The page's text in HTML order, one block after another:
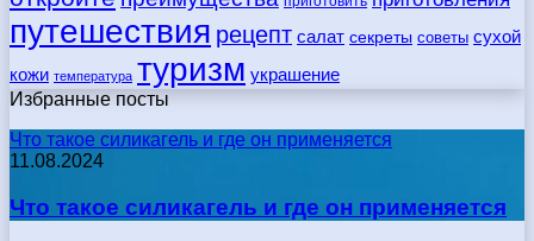
путешествия рецепт салат секреты советы сухой
кожи температура туризм украшение
Избранные посты
Что такое силикагель и где он применяется
11.08.2024
Что такое силикагель и где он применяется